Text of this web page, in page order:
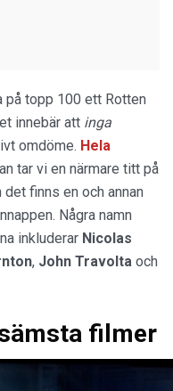
på topp 100 ett Rotten
innebär att inga
omdöme. Hela
tar vi en närmare titt på
finns en och annan
Några namn
inkluderar Nicolas
, John Travolta och
filmer